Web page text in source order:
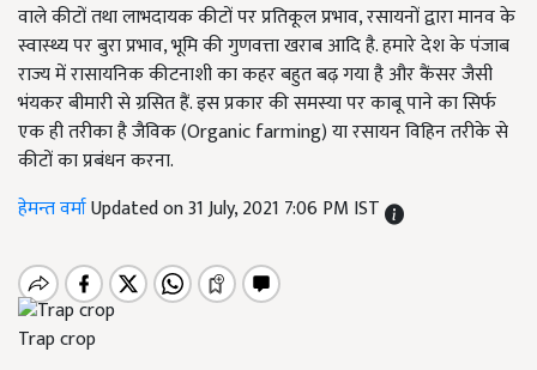
वाले कीटों तथा लाभदायक कीटों पर प्रतिकूल प्रभाव, रसायनों द्वारा मानव के
स्वास्थ्य पर बुरा प्रभाव, भूमि की गुणवत्ता खराब आदि है. हमारे देश के पंजाब
राज्य में रासायनिक कीटनाशी का कहर बहुत बढ़ गया है और कैंसर जैसी
भंयकर बीमारी से ग्रसित हैं. इस प्रकार की समस्या पर काबू पाने का सिर्फ
एक ही तरीका है जैविक (Organic farming) या रसायन विहिन तरीके से
कीटों का प्रबंधन करना.
हेमन्त वर्माUpdated on 31 July, 2021 7:06 PM IST
Trap crop